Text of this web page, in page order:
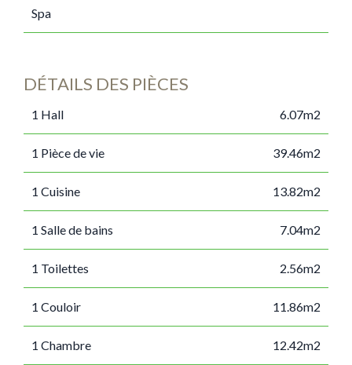
Spa
DÉTAILS DES PIÈCES
1 Hall 6.07m2
1 Pièce de vie 39.46m2
1 Cuisine 13.82m2
1 Salle de bains 7.04m2
1 Toilettes 2.56m2
1 Couloir 11.86m2
1 Chambre 12.42m2